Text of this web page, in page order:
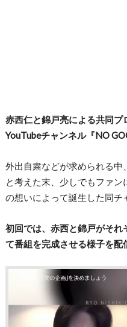
赤西仁と錦戸亮による共同プ
YouTubeチャンネル『NO
外出自粛などが求められる中
と考えた末、少しでもファ
の想いによって誕生した同チ
初回では、赤西と錦戸がそれ
て番組を完成させる様子を配